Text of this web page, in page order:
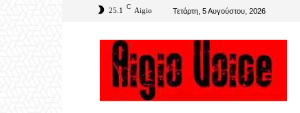
25.1 C Aigio Τετάρτη, 5 Αυγούστου, 2026